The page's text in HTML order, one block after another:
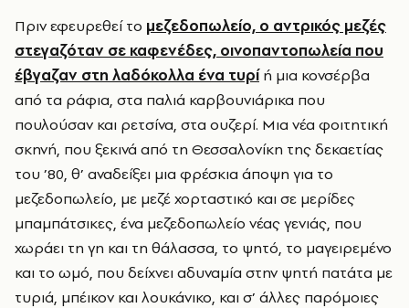
Πριν εφευρεθεί το μεζεδοπωλείο, ο αντρικός μεζές
στεγαζόταν σε καφενέδες, οινοπαντοπωλεία που
έβγαζαν στη λαδόκολλα ένα τυρίή μια κονσέρβα
από τα ράφια, στα παλιά καρβουνιάρικα που
πουλούσαν και ρετσίνα, στα ουζερί. Μια νέα φοιτητική
σκηνή, που ξεκινά από τη Θεσσαλονίκη της δεκαετίας
του ’80, θ’ αναδείξει μια φρέσκια άποψη για το
μεζεδοπωλείο, με μεζέ χορταστικό και σε μερίδες
μπαμπάτσικες, ένα μεζεδοπωλείο νέας γενιάς, που
χωράει τη γη και τη θάλασσα, το ψητό, το μαγειρεμένο
και το ωμό, που δείχνει αδυναμία στην ψητή πατάτα με
τυριά, μπέικον και λουκάνικο, και σ’ άλλες παρόμοιες